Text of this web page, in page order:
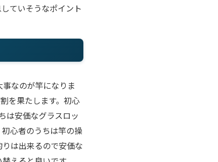
ていそうなポイント
なのが竿になりま
を果たします。初心
は安価なグラスロッ
心者のうちは竿の操
は出来るので安価な